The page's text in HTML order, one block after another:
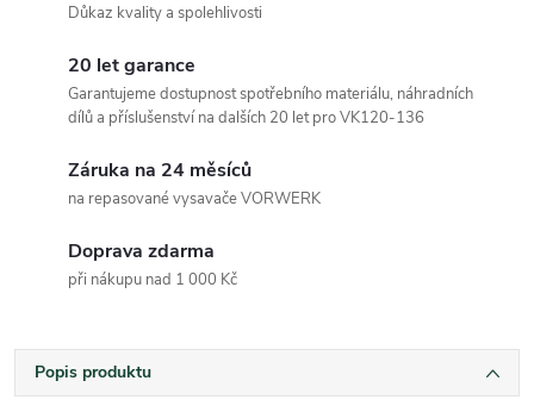
Důkaz kvality a spolehlivosti
20 let garance
Garantujeme dostupnost spotřebního materiálu, náhradních
dílů a příslušenství na dalších 20 let pro VK120-136
Záruka na 24 měsíců
na repasované vysavače VORWERK
Doprava zdarma
při nákupu nad 1 000 Kč
Popis produktu